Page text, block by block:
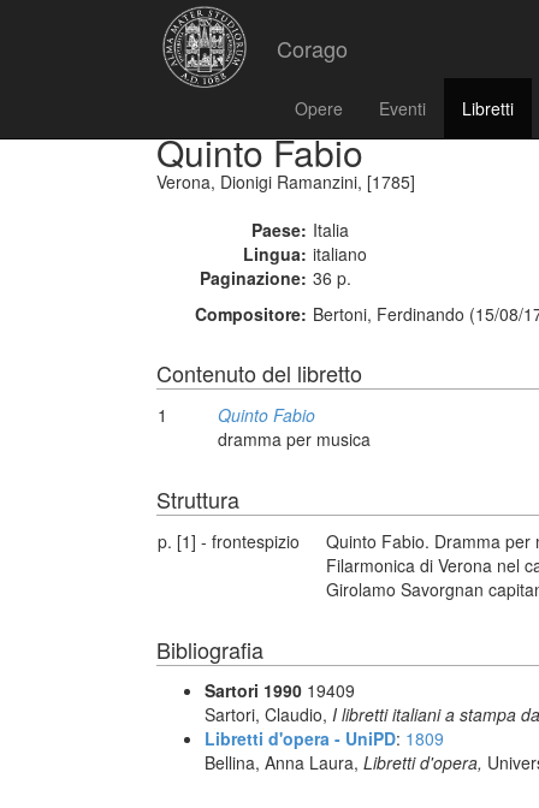
Corago
Opere Eventi Libretti
Quinto Fabio
Verona, Dionigi Ramanzini, [1785]
Paese: Italia
Lingua: italiano
Paginazione: 36 p.
Compositore: Bertoni, Ferdinando (15/08/
Contenuto del libretto
1
Quinto Fabio
dramma per musica
Struttura
p. [1] - frontespizio
Quinto Fabio. Dramma per
Filarmonica di Verona nel
Girolamo Savorgnan
Bibliografia
Sartori 1990 19409
Sartori, Claudio, I libretti italiani a stampa
Libretti d'opera - UniPD: 1809
Bellina, Anna Laura, Libretti d'opera,